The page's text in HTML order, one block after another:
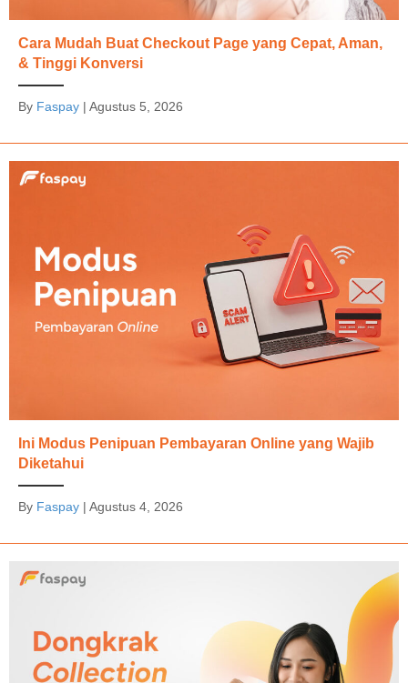
Cara Mudah Buat Checkout Page yang Cepat, Aman,
& Tinggi Konversi
By Faspay | Agustus 5, 2026
Ini Modus Penipuan Pembayaran Online yang Wajib
Diketahui
By Faspay | Agustus 4, 2026